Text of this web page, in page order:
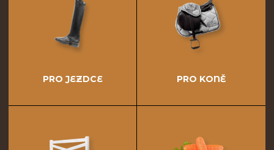
PRO JEZDCE PRO KONĚ